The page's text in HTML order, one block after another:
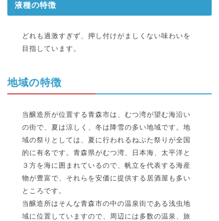
液種の特徴
どれも過激すぎず、押し付けがましくない味わいを
目指しています。
地域の特徴
当醸造所が位置する青森市は、むつ湾が望む海沿い
の街で、夏は涼しく、冬は降雪の多い地域です。地
域の祭りとしては、夏に行われるねぶた祭りが全国
的に有名です。青森県がむつ湾、日本海、太平洋と
３方を海に囲まれているので、帆立を代表する海産
物が豊富で、それらを安価に提供する居酒屋も多い
ところです。
当醸造所はそんな青森市の中の温泉街である浅虫地
域に位置していますので、周辺には多数の温泉、旅